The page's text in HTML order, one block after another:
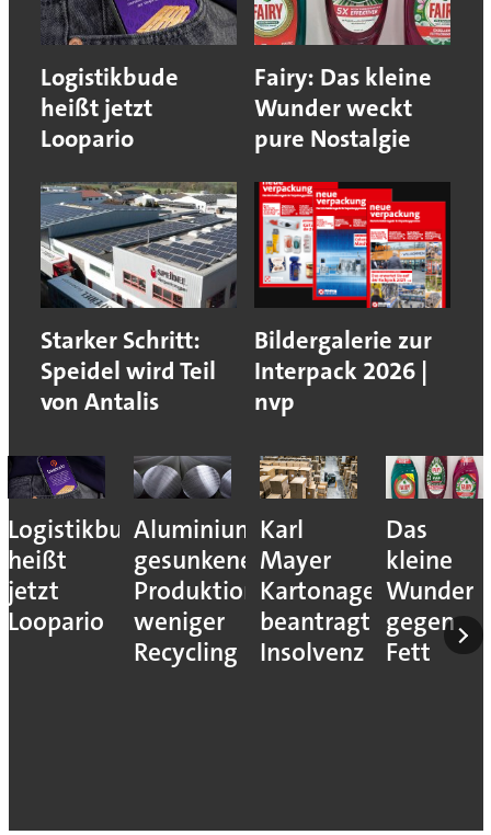
Logistikbude
heißt jetzt
Loopario
Fairy: Das kleine
Wunder weckt
pure Nostalgie
Starker Schritt:
Speidel wird Teil
von Antalis
Bildergalerie zur
Interpack 2026 |
nvp
Logistikbude
heißt
jetzt
Loopario
Aluminiumindustrie:
gesunkene
Produktion,
weniger
Recycling
Karl
Mayer
Kartonagenfabrik
beantragt
Insolvenz
Das
kleine
Wunder
gegen
Fett